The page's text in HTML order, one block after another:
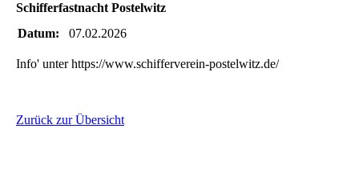
Schifferfastnacht Postelwitz
Datum:
07.02.2026
Info' unter https://www.schifferverein-postelwitz.de/
Zurück zur Übersicht